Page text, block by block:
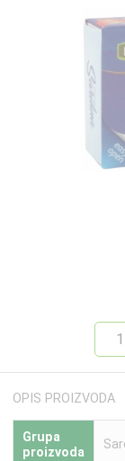
OPIS PROIZVODA
Grupa
proizvoda